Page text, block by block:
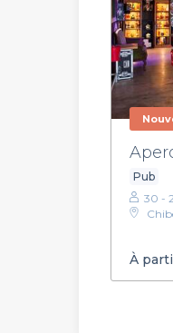
Pub
30 -
À